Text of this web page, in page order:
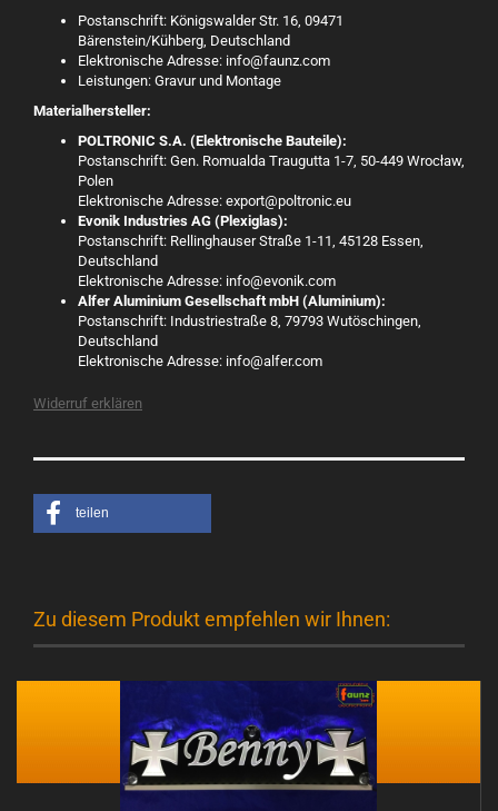
Postanschrift: Königswalder Str. 16, 09471
Bärenstein/Kühberg, Deutschland
Elektronische Adresse: info@faunz.com
Leistungen: Gravur und Montage
Materialhersteller:
POLTRONIC S.A. (Elektronische Bauteile):
Postanschrift: Gen. Romualda Traugutta 1-7, 50-449 Wrocław,
Polen
Elektronische Adresse: export@poltronic.eu
Evonik Industries AG (Plexiglas):
Postanschrift: Rellinghauser Straße 1-11, 45128 Essen,
Deutschland
Elektronische Adresse: info@evonik.com
Alfer Aluminium Gesellschaft mbH (Aluminium):
Postanschrift: Industriestraße 8, 79793 Wutöschingen,
Deutschland
Elektronische Adresse: info@alfer.com
Widerruf erklären
teilen
Zu diesem Produkt empfehlen wir Ihnen: